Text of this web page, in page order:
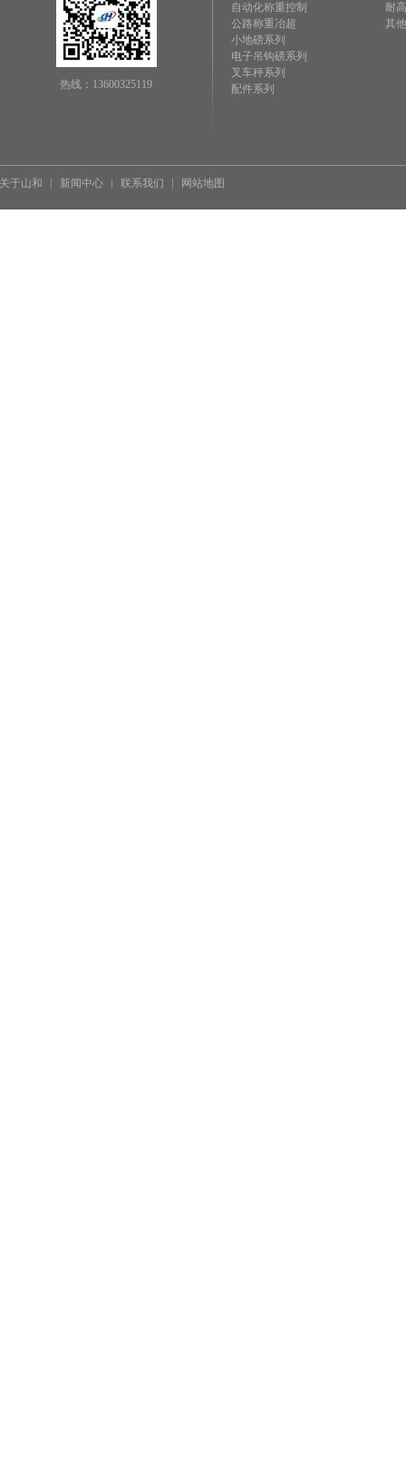
热线：13600325119
自动化称重控制
公路称重冶超
小地磅系列
电子吊钩磅系列
叉车秤系列
配件系列
耐
其他
关于山和 新闻中心 联系我们 网站地图